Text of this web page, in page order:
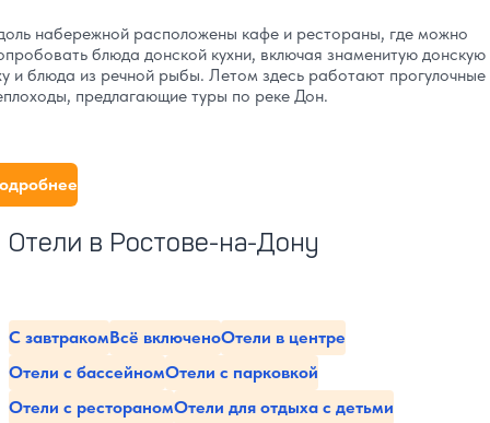
набережной расположены кафе и рестораны, где можно
блюда донской кухни, включая знаменитую донскую
и блюда из речной рыбы. Летом здесь работают прогулочные
предлагающие туры по реке Дон.
Отели в Ростове-на-Дону
С завтракомВсё включеноОтели в центре
Отели с бассейномОтели с парковкой
Отели с рестораномОтели для отдыха с детьми